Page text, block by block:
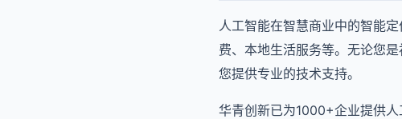
人工智能在智慧商业中的智能
费、本地生活服务等。无论您
您提供专业的技术支持。
华青创新已为1000+企业提供